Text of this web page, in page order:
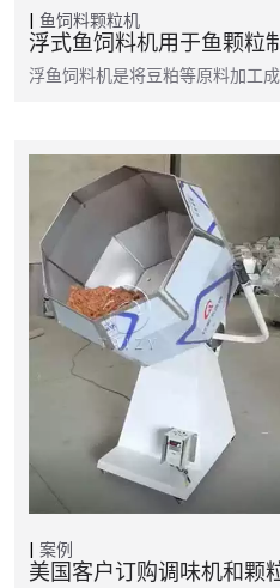
鱼饲料颗粒机
浮式鱼饲料机用于鱼颗粒
浮鱼饲料机是将豆粕等原料加工
案例
美国客户订购调味机和颗